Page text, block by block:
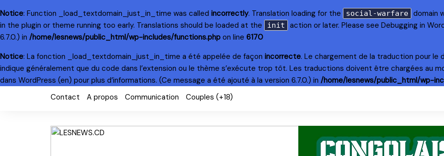
Notice: Function _load_textdomain_just_in_time was called incorrectly. Translation loading for the social-warfare domain
in the plugin or theme running too early. Translations should be loaded at the
init action or later. Please see Debugging in
6.7.0.) in /home/lesnews/public_html/wp-includes/functions.php on line 6170
Notice: La fonction _load_textdomain_just_in_time a été appelée de façon incorrecte. Le chargement de la traduction pour le
indique généralement que du code dans l’extension ou le thème s’exécute trop tôt. Les traductions doivent être chargées au
dans WordPress (en) pour plus d’informations. (Ce message a été ajouté à la version 6.7.0.) in /home/lesnews/public_html/wp-
Contact A propos Communication Couples (+18)